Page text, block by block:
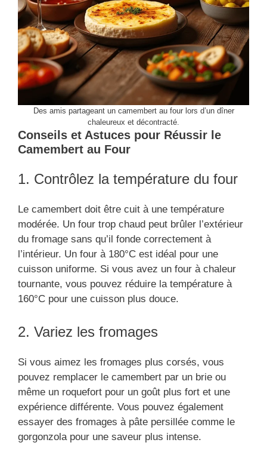
Des amis partageant un camembert au four lors d’un dîner
chaleureux et décontracté.
Conseils et Astuces pour Réussir le
Camembert au Four
1. Contrôlez la température du four
Le camembert doit être cuit à une température
modérée. Un four trop chaud peut brûler l’extérieur
du fromage sans qu’il fonde correctement à
l’intérieur. Un four à 180°C est idéal pour une
cuisson uniforme. Si vous avez un four à chaleur
tournante, vous pouvez réduire la température à
160°C pour une cuisson plus douce.
2. Variez les fromages
Si vous aimez les fromages plus corsés, vous
pouvez remplacer le camembert par un brie ou
même un roquefort pour un goût plus fort et une
expérience différente. Vous pouvez également
essayer des fromages à pâte persillée comme le
gorgonzola pour une saveur plus intense.